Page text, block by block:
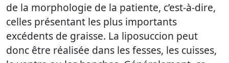
de la morphologie de la patiente, c’est-à-dire,
celles présentant les plus importants
excédents de graisse. La liposuccion peut
donc être réalisée dans les fesses, les cuisses,